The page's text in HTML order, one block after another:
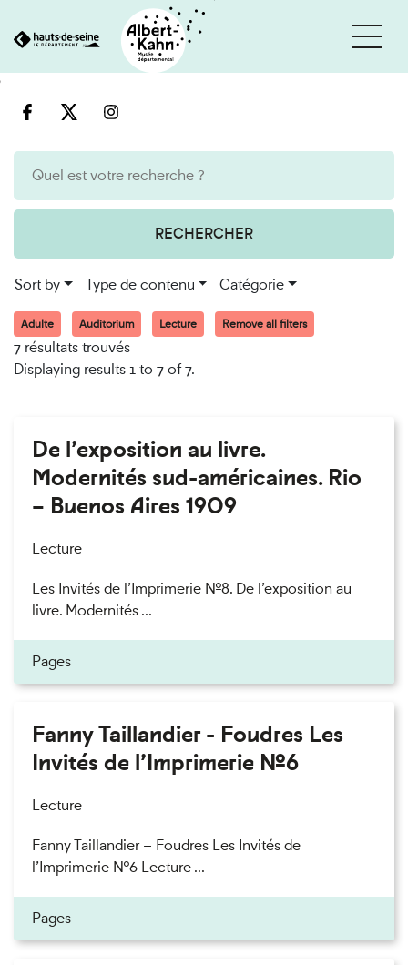
engine
RECHERCHER
Sort by Type de contenu Catégorie
Adulte Auditorium Lecture Remove all filters
7 résultats trouvés
Displaying results 1 to 7 of 7.
De l’exposition au livre.
Modernités sud-américaines. Rio
– Buenos Aires 1909
Lecture
Les Invités de l’Imprimerie n°8. De l’exposition au
livre. Modernités ...
Pages
Fanny Taillandier - Foudres Les
Invités de l’Imprimerie n°6
Lecture
Fanny Taillandier – Foudres Les Invités de
l’Imprimerie n°6 Lecture ...
Pages
Cookies management panel